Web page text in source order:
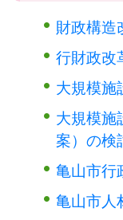
財政構
行財政改
大規模施
大規模施
案）の検
亀山市行
亀山市人